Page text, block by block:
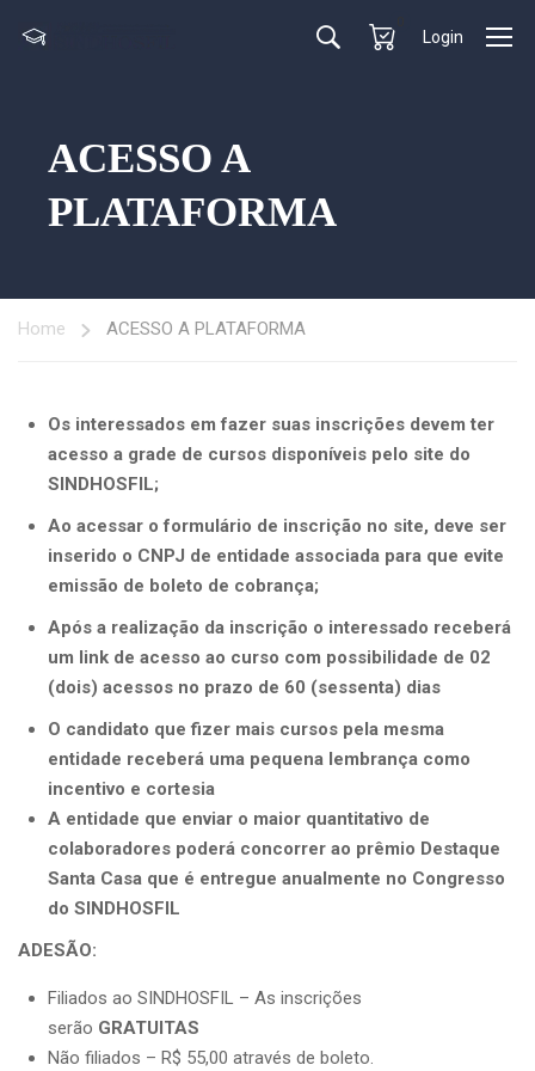
Login
ACESSO A
PLATAFORMA
Home ACESSO A PLATAFORMA
Os interessados em fazer suas inscrições devem ter
acesso a grade de cursos disponíveis pelo site do
SINDHOSFIL;
Ao acessar o formulário de inscrição no site, deve ser
inserido o CNPJ de entidade associada para que evite
emissão de boleto de cobrança;
Após a realização da inscrição o interessado receberá
um link de acesso ao curso com possibilidade de 02
(dois) acessos no prazo de 60 (sessenta) dias
O candidato que fizer mais cursos pela mesma
entidade receberá uma pequena lembrança como
incentivo e cortesia
A entidade que enviar o maior quantitativo de
colaboradores poderá concorrer ao prêmio Destaque
Santa Casa que é entregue anualmente no Congresso
do SINDHOSFIL
ADESÃO:
Filiados ao SINDHOSFIL – As inscrições
serão GRATUITAS
Não filiados – R$ 55,00 através de boleto.